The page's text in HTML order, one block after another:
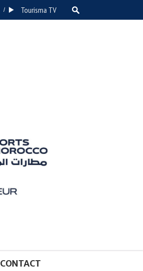
/ Tourisma TV
CONTACT